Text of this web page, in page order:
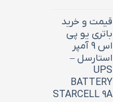
قیمت و خرید
باتری یو پی
اس 9 آمپر
استارسل –
UPS
BATTERY
STARCELL 9A